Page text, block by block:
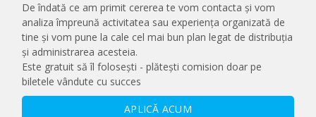
De îndată ce am primit cererea te vom contacta și vom
analiza împreună activitatea sau experiența organizată de
tine și vom pune la cale cel mai bun plan legat de distribuția
și administrarea acesteia.
Este gratuit să îl folosești - plătești comision doar pe
biletele vândute cu succes
APLICĂ ACUM